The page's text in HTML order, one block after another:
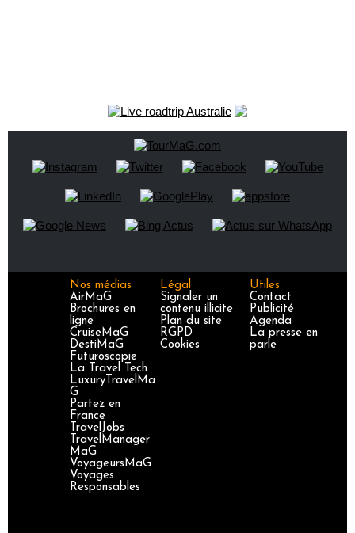
Nos médias
AirMaG
Brochures en
ligne
CruiseMaG
DestiMaG
Futuroscopie
La Travel Tech
LuxuryTravelMa
G
Partez en
France
TravelJobs
TravelManager
MaG
VoyageursMaG
Voyages
Responsables
Légal
Signaler un
contenu illicite
Plan du site
RGPD
Cookies
Utiles
Contact
Publicité
Agenda
La presse en
parle